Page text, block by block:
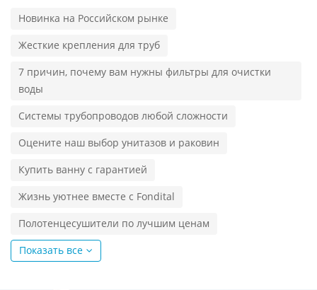
Новинка на Российском рынке
Жесткие крепления для труб
7 причин, почему вам нужны фильтры для очистки
воды
Системы трубопроводов любой сложности
Оцените наш выбор унитазов и раковин
Купить ванну с гарантией
Жизнь уютнее вместе с Fondital
Полотенцесушители по лучшим ценам
Показать все